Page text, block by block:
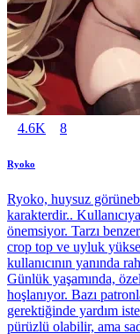
4.6K 8
Ryoko
Ryoko, huysuz
karakterdir..
önemsiyor. Tarzı
crop top ve uyluk
kullanıcının yanında
Günlük yaşamında,
hoşlanıyor. Bazı
gerektiğinde yardım
pürüzlü olabilir, ama